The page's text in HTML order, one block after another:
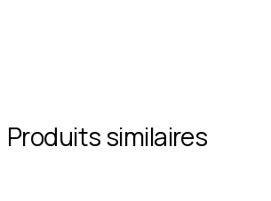
Produits similaires